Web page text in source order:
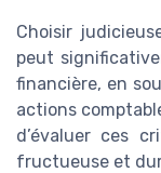
Choisir
peut
financière, en
actions
d’évaluer ces
fructueuse et